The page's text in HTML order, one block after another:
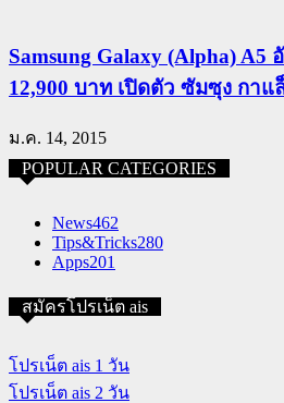
Samsung Galaxy (Alpha) A5
12,900 บาท เปิดตัว ซัมซุง กาแ
ม.ค. 14, 2015
POPULAR CATEGORIES
News462
Tips&Tricks280
Apps201
สมัครโปรเน็ต ais
โปรเน็ต ais 1 วัน
โปรเน็ต ais 2 วัน